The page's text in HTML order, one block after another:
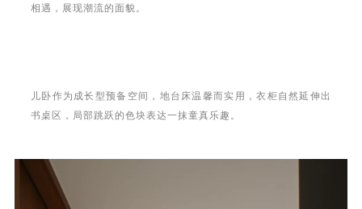
相遇，展现潮流的面貌。
儿卧作为成长型预备空间，地台床温馨而实用，衣柜自然延伸出
书桌区，局部跳跃的色块表达一抹童真乐趣。